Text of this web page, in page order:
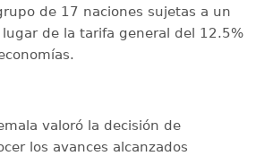
de 17 naciones sujetas a un
de la tarifa general del 12.5%
valoró la decisión de
los avances alcanzados